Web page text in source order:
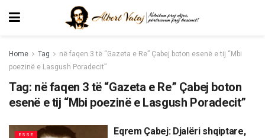
Home Tag
në faqen 3 të “Gazeta e Re” Çabej boton esenë e tij “Mbi
poezinë e Lasgush Poradecit”
Tag: në faqen 3 të “Gazeta e Re” Çabej boton
esenë e tij “Mbi poezinë e Lasgush Poradecit”
ESSE
Eqrem Çabej: Djalëri shqiptare,